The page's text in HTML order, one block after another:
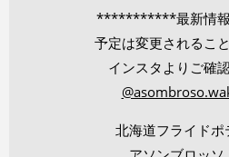
***********最新情
予定は変更されるこ
インスタよりご確
北海道フライドポ